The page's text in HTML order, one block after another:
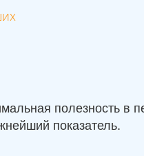
полезность в
показатель.